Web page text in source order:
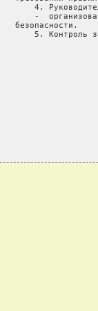
4.
-
   безопасности.
5. Контроль